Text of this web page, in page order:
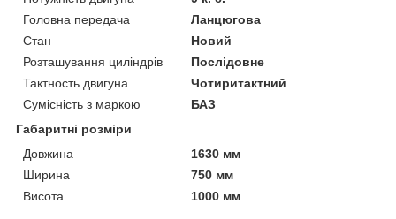
Головна передача
Ланцюгова
Стан
Новий
Розташування циліндрів
Послідовне
Тактность двигуна
Чотиритактний
Сумісність з маркою
БАЗ
Габаритні розміри
Довжина
1630 мм
Ширина
750 мм
Висота
1000 мм